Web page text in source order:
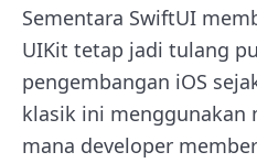
Sementara SwiftUI
UIKit tetap jadi tulang
pengembangan iOS
klasik ini menggunakan
mana developer